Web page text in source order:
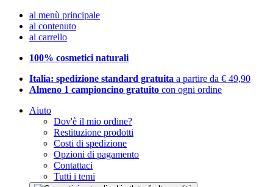
al menù principale
al contenuto
al carrello
100% cosmetici naturali
Italia: spedizione standard gratuita a partire da € 49,90
Almeno 1 campioncino gratuito con ogni ordine
Aiuto
Dov'è il mio ordine?
Restituzione prodotti
Costi di spedizione
Opzioni di pagamento
Contattaci
Tutti i temi